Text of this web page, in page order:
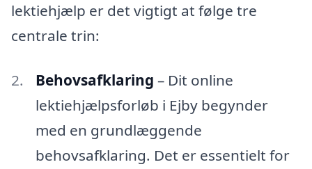
lektiehjælp er det vigtigt at følge tre
centrale trin:
Behovsafklaring – Dit online
lektiehjælpsforløb i Ejby begynder
med en grundlæggende
behovsafklaring. Det er essentielt for